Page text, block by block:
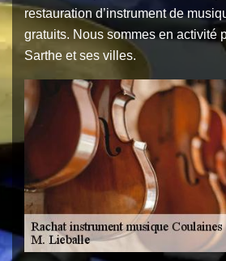
restauration d’instrument de
gratuits. Nous sommes en activité
Sarthe et ses villes.